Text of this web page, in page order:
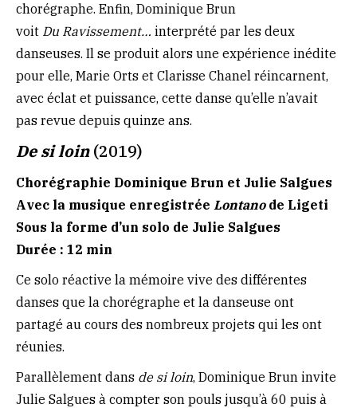
chorégraphe. Enfin, Dominique Brun
voit Du Ravissement… interprété par les deux
danseuses. Il se produit alors une expérience inédite
pour elle, Marie Orts et Clarisse Chanel réincarnent,
avec éclat et puissance, cette danse qu’elle n’avait
pas revue depuis quinze ans.
De si loin(2019)
Chorégraphie Dominique Brun et Julie Salgues
Avec la musique enregistrée Lontano de Ligeti
Sous la forme d’un solo de Julie Salgues
Durée : 12 min
Ce solo réactive la mémoire vive des différentes
danses que la chorégraphe et la danseuse ont
partagé au cours des nombreux projets qui les ont
réunies.
Parallèlement dans de si loin, Dominique Brun invite
Julie Salgues à compter son pouls jusqu’à 60 puis à